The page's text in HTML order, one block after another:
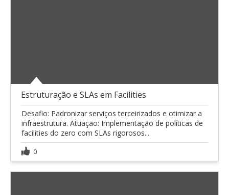
Estruturação e SLAs em Facilities
Desafio: Padronizar serviços terceirizados e otimizar a
infraestrutura. Atuação: Implementação de políticas de
facilities do zero com SLAs rigorosos...
0